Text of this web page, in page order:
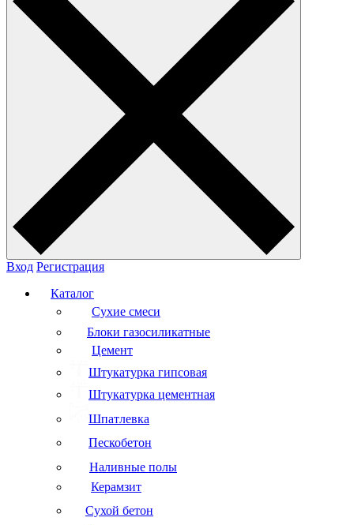
Вход Регистрация
Каталог
Сухие смеси
Блоки газосиликатные
Цемент
Штукатурка гипсовая
Штукатурка цементная
Шпатлевка
Пескобетон
Наливные полы
Керамзит
Сухой бетон